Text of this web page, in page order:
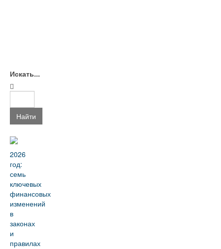
Искать...
Найти
2026
год:
семь
ключевых
финансовых
изменений
в
законах
и
правилах